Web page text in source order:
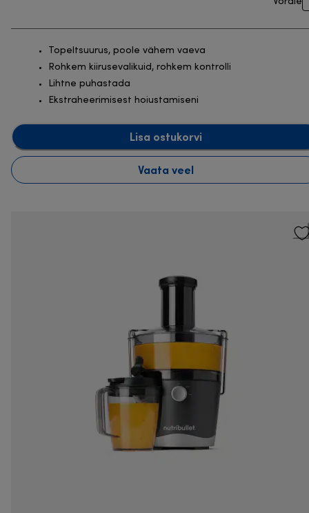
Võrdle
Topeltsuurus, poole vähem vaeva
Rohkem kiirusevalikuid, rohkem kontrolli
Lihtne puhastada
Ekstraheerimisest hoiustamiseni
Lisa ostukorvi
Vaata veel